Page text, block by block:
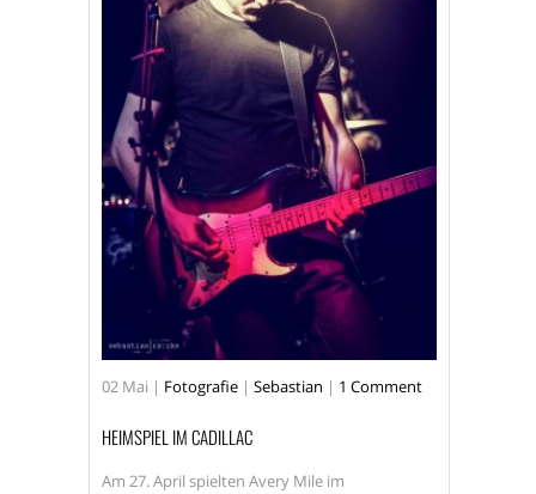
02 Mai | Fotografie | Sebastian | 1 Comment
HEIMSPIEL IM CADILLAC
Am 27. April spielten Avery Mile im